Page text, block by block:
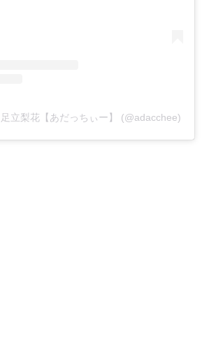
立梨花【あだっちぃー】 (@adacchee)